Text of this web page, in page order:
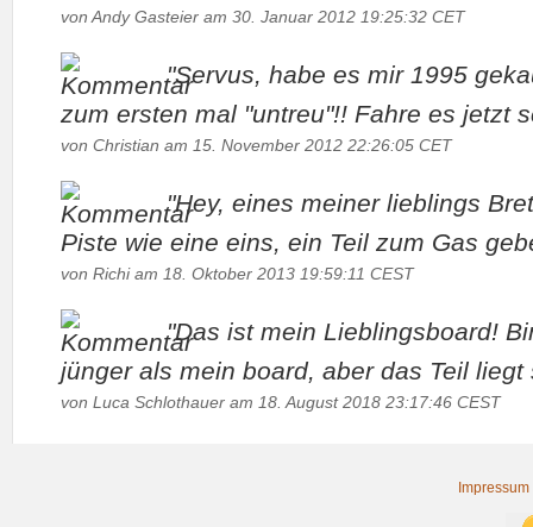
von Andy Gasteier am 30. Januar 2012 19:25:32 CET
"Servus, habe es mir 1995
zum ersten mal "untreu"!! Fahre es jetzt
von Christian am 15. November 2012 22:26:05 CET
"Hey, eines meiner lieblings
Piste wie eine eins, ein Teil zum Gas
von Richi am 18. Oktober 2013 19:59:11 CEST
"Das ist mein Lieblingsboard!
jünger als mein board, aber das Teil
von Luca Schlothauer am 18. August 2018 23:17:46 CEST
Impressum